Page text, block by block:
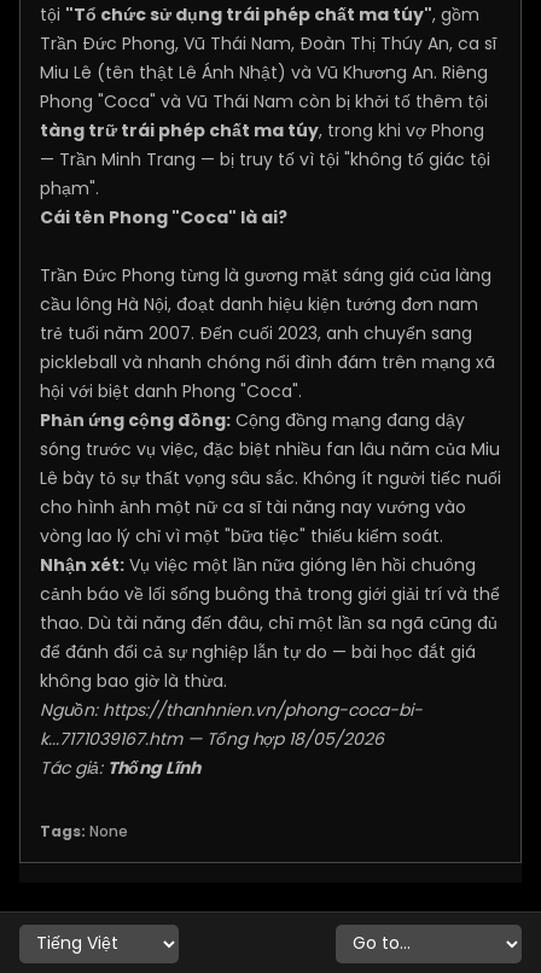
tội "Tổ chức sử dụng trái phép chất ma túy", gồm
Trần Đức Phong, Vũ Thái Nam, Đoàn Thị Thúy An, ca sĩ
Miu Lê (tên thật Lê Ánh Nhật) và Vũ Khương An. Riêng
Phong "Coca" và Vũ Thái Nam còn bị khởi tố thêm tội
tàng trữ trái phép chất ma túy, trong khi vợ Phong
— Trần Minh Trang — bị truy tố vì tội "không tố giác tội
phạm".
Cái tên Phong "Coca" là ai?
Trần Đức Phong từng là gương mặt sáng giá của làng
cầu lông Hà Nội, đoạt danh hiệu kiện tướng đơn nam
trẻ tuổi năm 2007. Đến cuối 2023, anh chuyển sang
pickleball và nhanh chóng nổi đình đám trên mạng xã
hội với biệt danh Phong "Coca".
Phản ứng cộng đồng: Cộng đồng mạng đang dậy
sóng trước vụ việc, đặc biệt nhiều fan lâu năm của Miu
Lê bày tỏ sự thất vọng sâu sắc. Không ít người tiếc nuối
cho hình ảnh một nữ ca sĩ tài năng nay vướng vào
vòng lao lý chỉ vì một "bữa tiệc" thiếu kiểm soát.
Nhận xét: Vụ việc một lần nữa gióng lên hồi chuông
cảnh báo về lối sống buông thả trong giới giải trí và thể
thao. Dù tài năng đến đâu, chỉ một lần sa ngã cũng đủ
để đánh đổi cả sự nghiệp lẫn tự do — bài học đắt giá
không bao giờ là thừa.
Nguồn: https://thanhnien.vn/phong-coca-bi-
k...7171039167.htm— Tổng hợp 18/05/2026
Tác giả: Thống Lĩnh
Tags: None